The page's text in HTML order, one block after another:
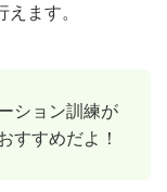
ます。
ション訓練が
すすめだよ！